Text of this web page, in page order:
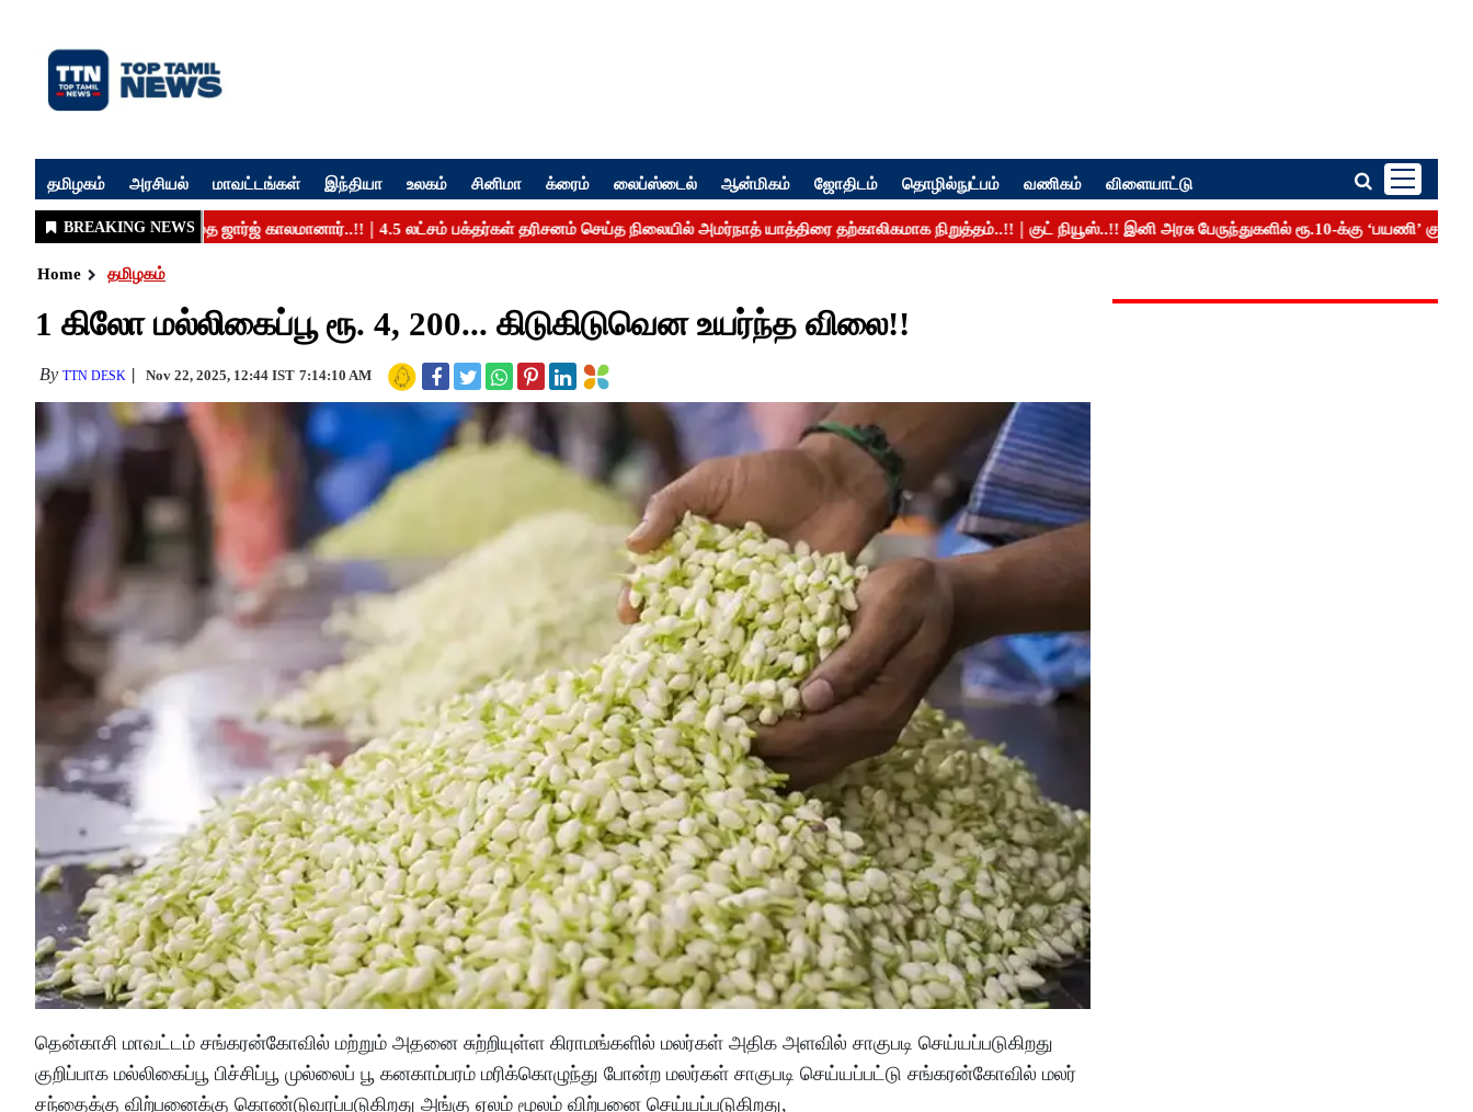
தமிழகம் அரசியல் மாவட்டங்கள் இந்தியா உலகம் சினிமா க்ரைம் லைப்ஸ்டைல் ஆன்மிகம் ஜோதிடம் தொழில்நுட்பம் வணிகம் விளையாட்டு
Home தமிழகம்
1 கிலோ மல்லிகைப்பூ ரூ. 4, 200... கிடுகிடுவென உயர்ந்த விலை!!
By TTN DESK Nov 22, 2025, 12:44 IST 7:14:10 AM
தென்காசி மாவட்டம் சங்கரன்கோவில் மற்றும் அதனை சுற்றியுள்ள கிராமங்களில் மலர்கள் அதிக அளவில் சாகுபடி செய்யப்படுகிறது
குறிப்பாக மல்லிகைப்பூ பிச்சிப்பூ முல்லைப் பூ கனகாம்பரம் மரிக்கொழுந்து போன்ற மலர்கள் சாகுபடி செய்யப்பட்டு சங்கரன்கோவில் மலர்
சந்தைக்கு விற்பனைக்கு கொண்டுவரப்படுகிறது அங்கு ஏலம் மூலம் விற்பனை செய்யப்படுகிறது,